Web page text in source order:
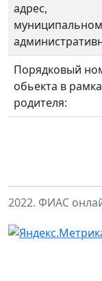
адрес,
Порядковый
обьекта в
родителя:
2022. ФИАС